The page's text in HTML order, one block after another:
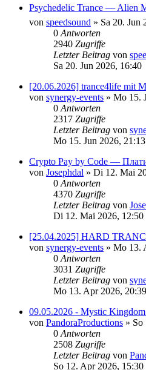
Psychedelic Trance — Alien
von speedsound » Sa 20. Jun
0 Antworten
2940 Zugriffe
Letzter Beitrag von
Sa 20. Jun 2026, 16:40
[20.06.2026] trance4life mit
von synergy-events » Mo 15.
0 Antworten
2317 Zugriffe
Letzter Beitrag von
Mo 15. Jun 2026, 21:13
Crypto Pay by Code —
von Josephdal » Di 12. Mai
0 Antworten
4370 Zugriffe
Letzter Beitrag von
Di 12. Mai 2026, 12:50
[25.04.2025] HARD
von synergy-events » Mo 13.
0 Antworten
3031 Zugriffe
Letzter Beitrag von
Mo 13. Apr 2026, 20:39
09.05.2026 - Mystic
von PandoraProductions » So
0 Antworten
2508 Zugriffe
Letzter Beitrag von
So 12. Apr 2026, 15:30